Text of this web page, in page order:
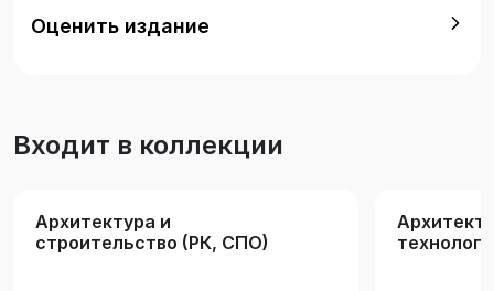
грунтоведение».
Оценить издание
Входит в коллекции
Архитектура и
строительство (РК, СПО)